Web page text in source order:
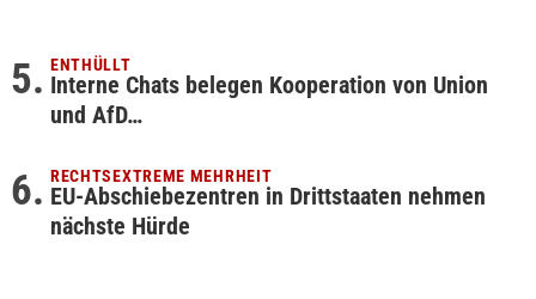
ENTHÜLLT
Interne Chats belegen Kooperation von Union
und AfD…
RECHTSEXTREME MEHRHEIT
EU-Abschiebezentren in Drittstaaten nehmen
nächste Hürde